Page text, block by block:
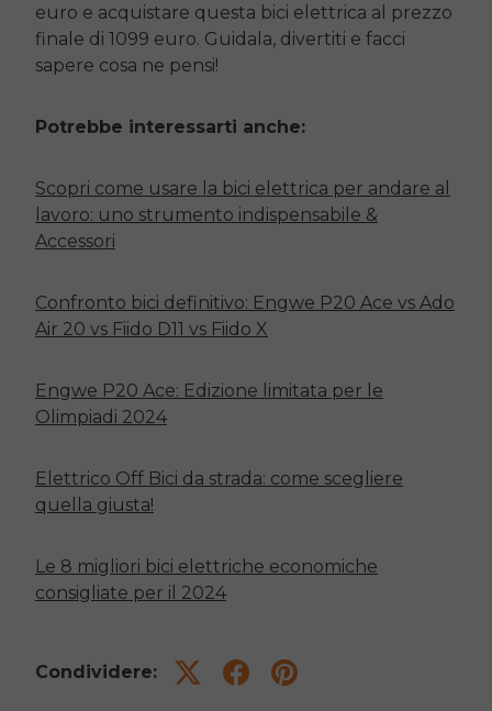
euro e acquistare questa bici elettrica al prezzo
finale di 1099 euro. Guidala, divertiti e facci
sapere cosa ne pensi!
Potrebbe interessarti anche:
Scopri come usare la bici elettrica per andare al
lavoro: uno strumento indispensabile &
Accessori
Confronto bici definitivo: Engwe P20 Ace vs Ado
Air 20 vs Fiido D11 vs Fiido X
Engwe P20 Ace: Edizione limitata per le
Olimpiadi 2024
Elettrico Off Bici da strada: come scegliere
quella giusta!
Le 8 migliori bici elettriche economiche
consigliate per il 2024
Condividere: